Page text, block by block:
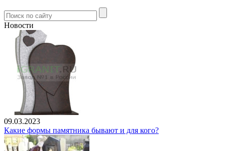
Новости
09.03.2023
Какие формы памятника бывают и для кого?